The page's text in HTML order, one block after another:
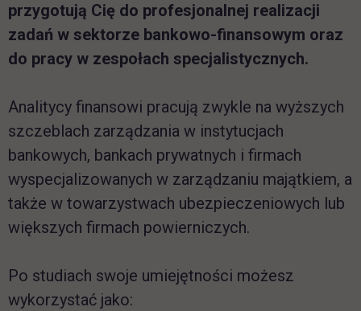
przygotują Cię do profesjonalnej realizacji
zadań w sektorze bankowo-finansowym oraz
do pracy w zespołach specjalistycznych.
Analitycy finansowi pracują zwykle na wyższych
szczeblach zarządzania w instytucjach
bankowych, bankach prywatnych i firmach
wyspecjalizowanych w zarządzaniu majątkiem, a
także w towarzystwach ubezpieczeniowych lub
większych firmach powierniczych.
Po studiach swoje umiejętności możesz
wykorzystać jako: